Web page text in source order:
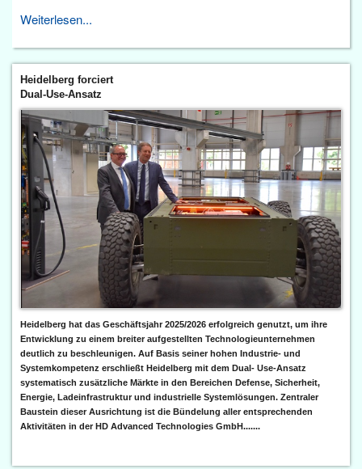
Weiterlesen...
Heidelberg forciert
Dual-Use-Ansatz
Heidelberg hat das Geschäftsjahr 2025/2026 erfolgreich genutzt, um ihre
Entwicklung zu einem breiter aufgestellten Technologieunternehmen
deutlich zu beschleunigen. Auf Basis seiner hohen Industrie- und
Systemkompetenz erschließt Heidelberg mit dem Dual- Use-Ansatz
systematisch zusätzliche Märkte in den Bereichen Defense, Sicherheit,
Energie, Ladeinfrastruktur und industrielle Systemlösungen. Zentraler
Baustein dieser Ausrichtung ist die Bündelung aller entsprechenden
Aktivitäten in der HD Advanced Technologies GmbH.......